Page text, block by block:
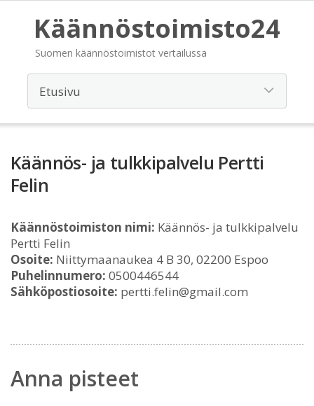
Käännöstoimisto24
Suomen käännöstoimistot vertailussa
Käännös- ja tulkkipalvelu Pertti
Felin
Käännöstoimiston nimi: Käännös- ja tulkkipalvelu
Pertti Felin
Osoite: Niittymaanaukea 4 B 30, 02200 Espoo
Puhelinnumero: 0500446544
Sähköpostiosoite: pertti.felin@gmail.com
Anna pisteet